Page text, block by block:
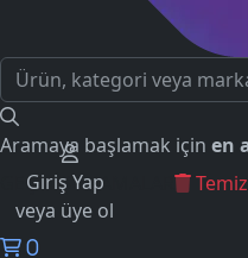
Aramaya başlamak için en
GEÇMİŞ ARAMALAR
Giriş Yap
veya üye ol
0